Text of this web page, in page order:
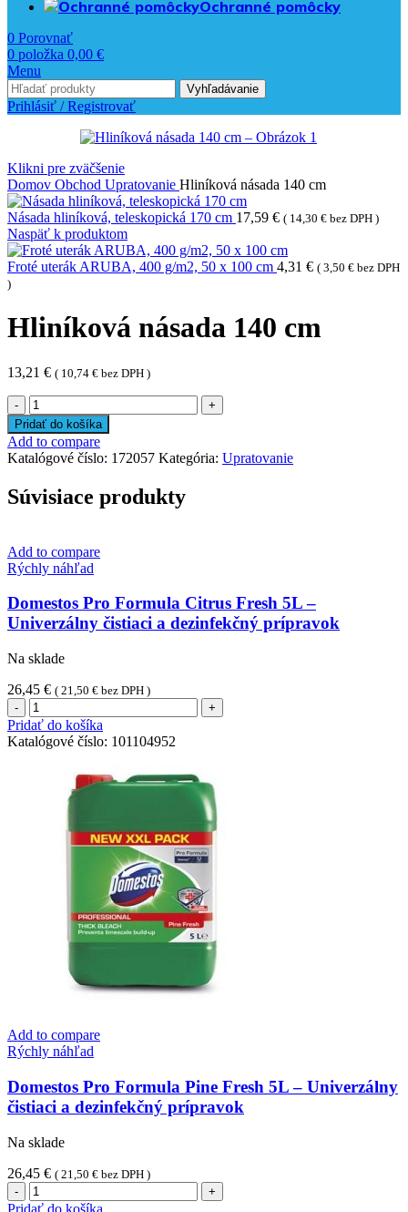
Ochranné pomôcky
0 Porovnať
0 položka 0,00 €
Menu
Vyhľadávanie
Prihlásiť / Registrovať
Klikni pre zväčšenie
Domov Obchod Upratovanie Hliníková násada 140 cm
Násada hliníková, teleskopická 170 cm 17,59 € ( 14,30 € bez DPH )
Naspäť k produktom
Froté uterák ARUBA, 400 g/m2, 50 x 100 cm 4,31 € ( 3,50 € bez DPH
)
Hliníková násada 140 cm
13,21 € ( 10,74 € bez DPH )
množstvo
Hliníková
násada
140
cm
Pridať do košíka
Add to compare
Katalógové číslo: 172057 Kategória: Upratovanie
Súvisiace produkty
Add to compare
Rýchly náhľad
Domestos Pro Formula Citrus Fresh 5L –
Univerzálny čistiaci a dezinfekčný prípravok
Na sklade
26,45 € ( 21,50 € bez DPH )
množstvo
Domestos
Pro
Formula
Univerzálny
Pridať do košíka
Katalógové číslo: 101104952
Add to compare
Rýchly náhľad
Domestos Pro Formula Pine Fresh 5L – Univerzálny
čistiaci a dezinfekčný prípravok
Na sklade
26,45 € ( 21,50 € bez DPH )
množstvo
Domestos
Pridať do košíka